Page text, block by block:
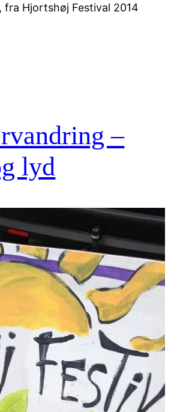
fra Hjortshøj Festival 2014
–
lyd